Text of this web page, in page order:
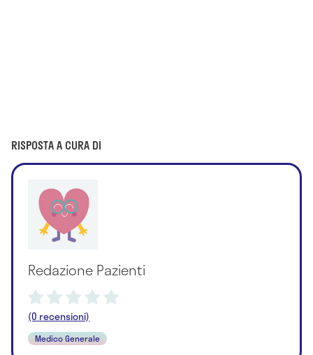
RISPOSTA A CURA DI
Redazione Pazienti
(0 recensioni)
Medico Generale